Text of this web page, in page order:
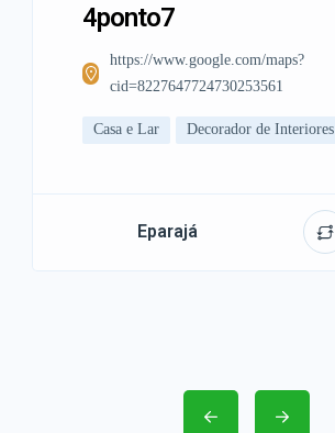
4ponto7
https://www.google.com/maps?
cid=8227647724730253561
Casa e Lar Decorador de Interiores
Eparajá